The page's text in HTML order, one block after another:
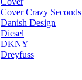
Cover Crazy Seconds
Danish Design
Diesel
DKNY
Dreyfuss